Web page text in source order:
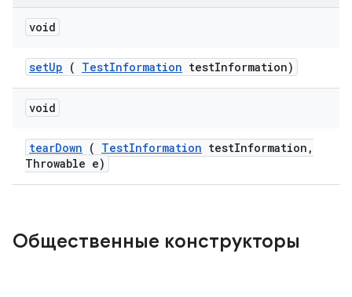
void
setUp ( TestInformation testInformation)
void
tearDown ( TestInformation testInformation ,
Throwable e)
Общественные конструкторы